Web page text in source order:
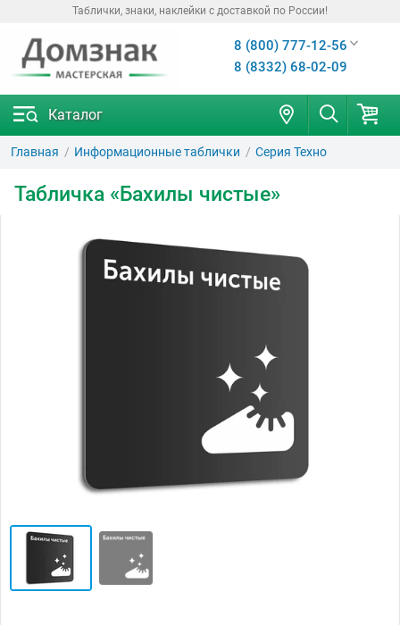
Таблички, знаки, наклейки с доставкой по России!
8 (800) 777-12-56
8 (8332) 68-02-09
Каталог
Главная Информационные таблички Серия Техно
Табличка «Бахилы чистые»